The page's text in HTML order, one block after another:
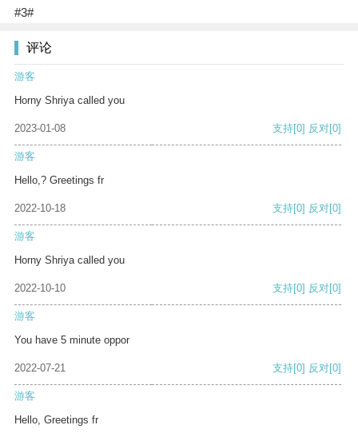
#3#
评论
游客
Horny Shriya called you
2023-01-08 支持[0] 反对[0]
游客
Hello,? Greetings fr
2022-10-18 支持[0] 反对[0]
游客
Horny Shriya called you
2022-10-10 支持[0] 反对[0]
游客
You have 5 minute oppor
2022-07-21 支持[0] 反对[0]
游客
Hello, Greetings fr